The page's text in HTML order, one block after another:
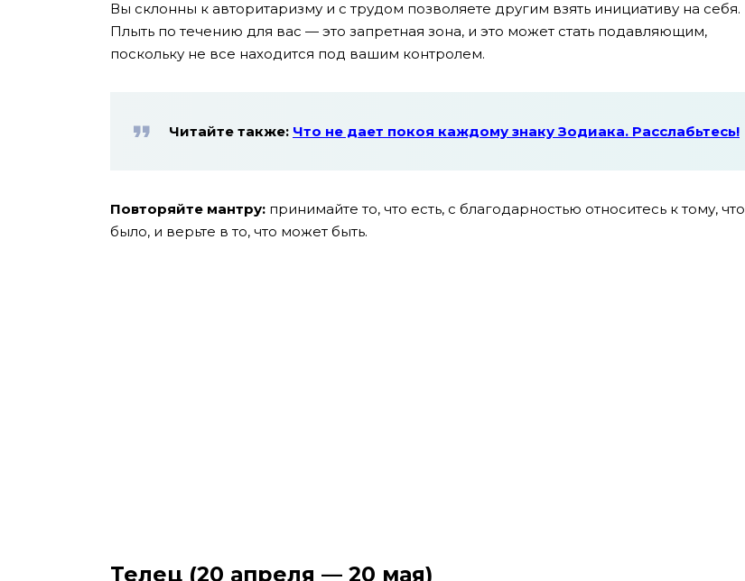
Вы склонны к авторитаризму и с трудом позволяете другим взять инициативу на себя.
Плыть по течению для вас — это запретная зона, и это может стать подавляющим,
поскольку не все находится под вашим контролем.
Читайте также: Что не дает покоя каждому знаку Зодиака. Расслабьтесь!
Повторяйте мантру: принимайте то, что есть, с благодарностью относитесь к тому, что
было, и верьте в то, что может быть.
Телец (20 апреля — 20 мая)